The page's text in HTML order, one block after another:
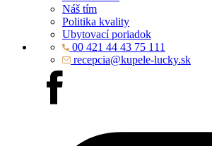
Náš tím
Politika kvality
Ubytovací poriadok
00 421 44 43 75 111
recepcia@kupele-lucky.sk